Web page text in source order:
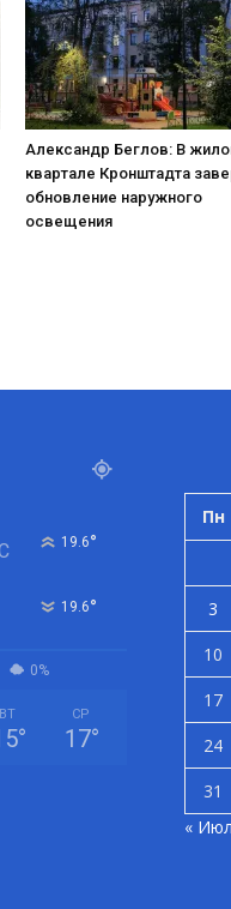
Александр Беглов: В
квартале Кронштадта
обновление наружного
освещения
19.6°
19.6°
0%
ВТ
°
СР
17°
Пн
3
10
17
24
31
« Июл